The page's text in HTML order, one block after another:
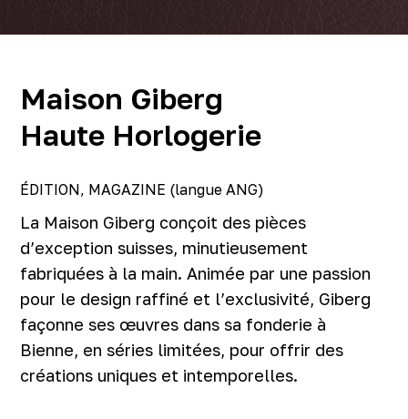
Maison Giberg
Haute Horlogerie
ÉDITION, MAGAZINE (langue ANG)
La Maison Giberg conçoit des pièces
d’exception suisses, minutieusement
fabriquées à la main. Animée par une passion
pour le design raffiné et l’exclusivité, Giberg
façonne ses œuvres dans sa fonderie à
Bienne, en séries limitées, pour offrir des
créations uniques et intemporelles.